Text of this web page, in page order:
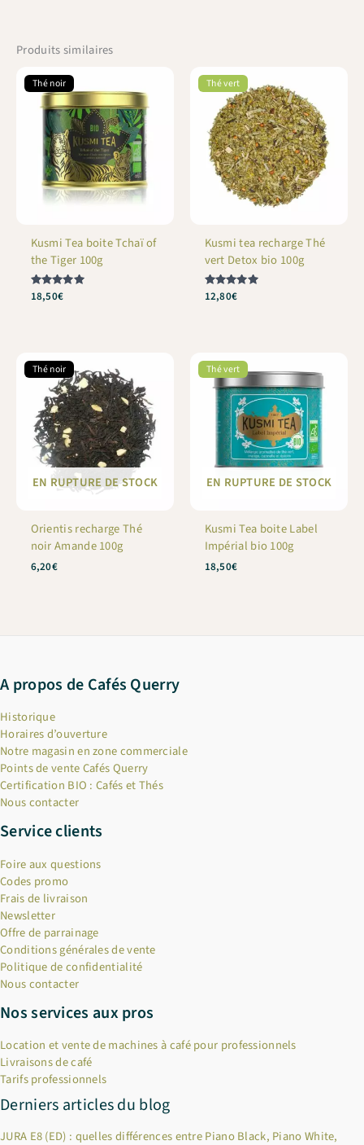
Produits similaires
Thé noir
Kusmi Tea boite Tchaï of
the Tiger 100g
Note
18,50€
Thé vert
Kusmi tea recharge Thé
vert Detox bio 100g
Note
12,80€
EN RUPTURE DE STOCK
Thé noir
Orientis recharge Thé
noir Amande 100g
6,20€
EN RUPTURE DE STOCK
Thé vert
Kusmi Tea boite Label
Impérial bio 100g
18,50€
A propos de Cafés Querry
Historique
Horaires d’ouverture
Notre magasin en zone commerciale
Points de vente Cafés Querry
Certification BIO : Cafés et Thés
Nous contacter
Service clients
Foire aux questions
Codes promo
Frais de livraison
Newsletter
Offre de parrainage
Conditions générales de vente
Politique de confidentialité
Nous contacter
Nos services aux pros
Location et vente de machines à café pour professionnels
Livraisons de café
Tarifs professionnels
Derniers articles du blog
JURA E8 (ED) : quelles différences entre Piano Black, Piano White,